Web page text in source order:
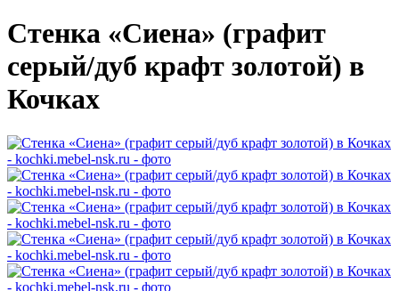
Стенка «Сиена» (графит
серый/дуб крафт золотой) в
Кочках